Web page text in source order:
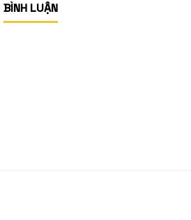
BÌNH LUẬN